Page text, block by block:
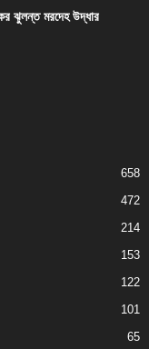
ঝুলন্ত মরদেহ উদ্ধার
658
472
214
153
122
101
65